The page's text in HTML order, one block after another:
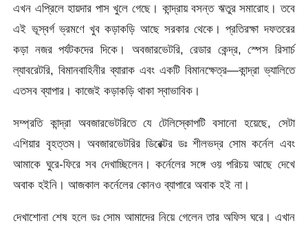
এখন এপ্রিলে হায়দার পাস খুলে গেছে। কান্দ্রায় বসন্ত ঋতুর সমারোহ। তবে
এই ভূস্বর্গ ভ্রমণে খুব কড়াকড়ি আছে সরকার থেকে। প্রতিরক্ষা দফতরের
কড়া নজর পর্যটকদের দিকে। অবজারভেটরি, রেডার কেন্দ্র, স্পেস রিসার্চ
ল্যাবরেটরি, বিমানবাহিনীর ব্যারাক এবং একটি বিমানক্ষেত্র—কান্দ্রা ভ্যালিতে
এতসব ব্যাপার। কাজেই কড়াকড়ি থাকা স্বাভাবিক।
সম্প্রতি কান্দ্রা অবজারভেটরিতে যে টেলিস্কোপটি বসানো হয়েছে, সেটা
এশিয়ার বৃহত্তম। অবজারভেটরির ডিরেক্টর ডঃ শীলভদ্র সোম কর্নেল এবং
আমাকে ঘুরে-ফিরে সব দেখাচ্ছিলেন। কর্নেলের সঙ্গে ওয় পরিচয় আছে দেখে
অবাক হইনি। আজকাল কর্নেলের কোনও ব্যাপারে অবাক হই না।
দেখাশোনা শেষ হলে ডঃ সোম আমাদের নিয়ে গেলেন তার অফিস ঘরে। এখান